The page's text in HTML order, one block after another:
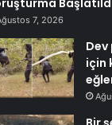
7, 2026
için